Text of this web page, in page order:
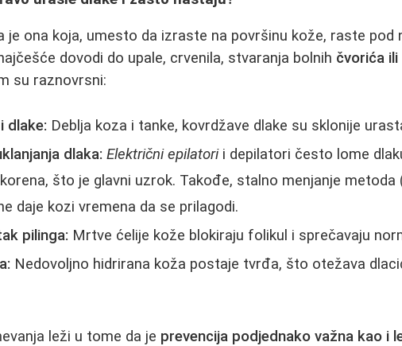
je ona koja, umesto da izraste na površinu kože, raste pod
dovodi do upale, crvenila, stvaranja bolnih čvorića
su raznovrsni:
dlake: Deblja koza i tanke, kovrdžave dlake su sklonije
dlaka: Električni epilatorii depilatori često lome
što je glavni uzrok. Takođe, stalno menjanje metoda
daje kozi vremena da se prilagodi.
pilinga: Mrtve ćelije kože blokiraju folikul i sprečavaju
Nedovoljno hidrirana koža postaje tvrđa, što otežava
leži u tome da je prevencija podjednako važna kao i